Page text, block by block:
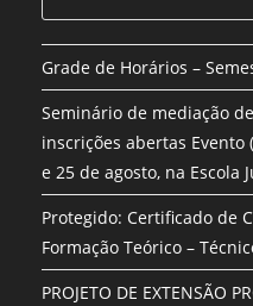
Grade de Horários –
Seminário de mediação
inscrições abertas Evento
e 25 de agosto, na Escola
Protegido: Certificado de
Formação Teórico –
PROJETO DE EXTENSÃO